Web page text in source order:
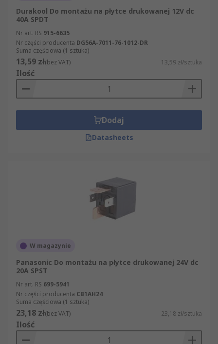
Durakool Do montażu na płytce drukowanej 12V dc
40A SPDT
Nr art. RS 915-6635
Nr części producenta DG56A-7011-76-1012-DR
Suma częściowa (1 sztuka)
13,59 zł(bez VAT) 13,59 zł/sztuka
Ilość
Dodaj
Datasheets
W magazynie
Panasonic Do montażu na płytce drukowanej 24V dc
20A SPST
Nr art. RS 699-5941
Nr części producenta CB1AH24
Suma częściowa (1 sztuka)
23,18 zł(bez VAT) 23,18 zł/sztuka
Ilość